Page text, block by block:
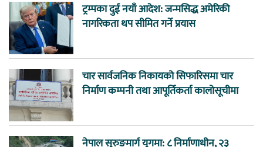
ट्रम्पका दुई नयाँ आदेश: जन्मसिद्ध अमेरिकी
नागरिकता थप सीमित गर्ने प्रयास
चार सार्वजनिक निकायको सिफारिसमा चार
निर्माण कम्पनी तथा आपूर्तिकर्ता कालोसूचीमा
नेपाल सुरुङमार्ग युगमा: ८ निर्माणाधीन, २३